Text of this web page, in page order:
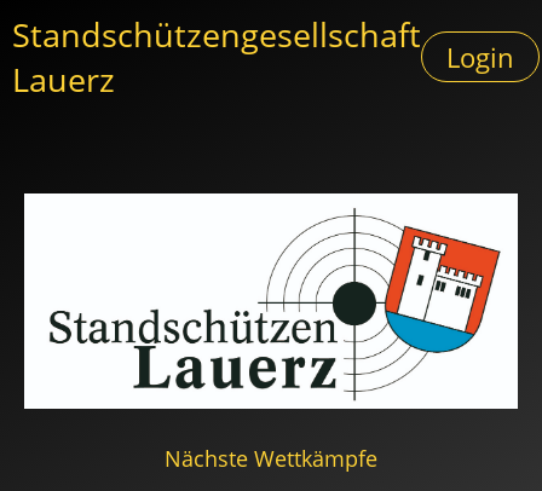
Standschützengesellschaft
Lauerz
Login
Nächste Wettkämpfe